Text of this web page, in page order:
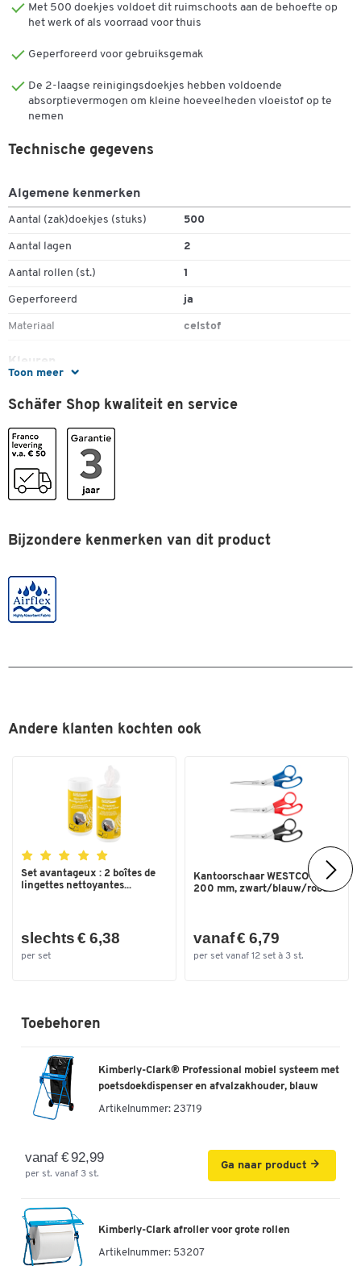
Betrouwbaar voor diverse middelzware schoonmaaktaken
Toepassingsgebieden: Polijsten van glas en gladde
Ideaal voor voedselverwerking, gezondheidszorg, grote
kantoorgebouwen
Absorberender dan standaard reinigingsdoekjes
Vermindert verbruik en afval
500 doekjes,
Geperforeerd, 2-laags
1 rol van 500 vellen
Afmetingen: B 325 x L 380 mm
Opmerking: WYPALL doekjes zijn goedgekeurd voor contact met
Met 500 doekjes voldoet dit ruimschoots aan de behoefte op
het werk of als voorraad voor thuis
Geperforeerd voor gebruiksgemak
De 2-laagse reinigingsdoekjes hebben voldoende
absorptievermogen om kleine hoeveelheden vloeistof op te
nemen
Toon meer
Technische gegevens
Algemene kenmerken
Aantal (zak)doekjes (stuks) 500
Aantal lagen 2
Aantal rollen (st.) 1
Geperforeerd ja
Materiaal celstof
Kleuren
Breedte (mm)
Lengte (mm)
Schäfer Shop kwaliteit en service
Bijzondere kenmerken van dit product
Andere klanten kochten ook
Set avantageux : 2 boîtes de
lingettes nettoyantes...
slechts € 6,38
per set
Kantoorschaar WESTCOTT®
200 mm, zwart/blauw/rood
vanaf € 6,79
per set vanaf 12 set à 3 st.
Toebehoren
Kimberly-Clark® Professional mobiel systeem met
poetsdoekdispenser en afvalzakhouder, blauw
Artikelnummer: 23719
vanaf € 92,99
per st. vanaf 3 st.
Ga naar product
Kimberly-Clark afroller voor grote rollen
Artikelnummer: 53207
Dubbelklik om in te zoomen